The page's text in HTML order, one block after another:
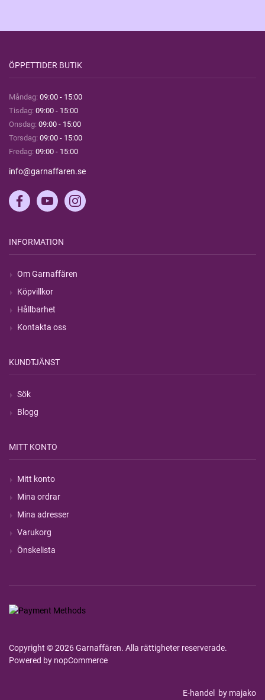
ÖPPETTIDER BUTIK
Måndag: 09:00 - 15:00
Tisdag: 09:00 - 15:00
Onsdag: 09:00 - 15:00
Torsdag: 09:00 - 15:00
Fredag: 09:00 - 15:00
info@garnaffaren.se
INFORMATION
Om Garnaffären
Köpvillkor
Hållbarhet
Kontakta oss
KUNDTJÄNST
Sök
Blogg
MITT KONTO
Mitt konto
Mina ordrar
Mina adresser
Varukorg
Önskelista
Copyright © 2026 Garnaffären. Alla rättigheter reserverade.
Powered by nopCommerce
E-handel by majako